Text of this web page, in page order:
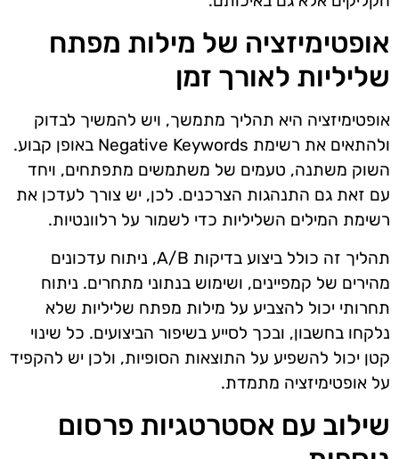
אופטימיזציה של מילות מפתח
שליליות לאורך זמן
אופטימיזציה היא תהליך מתמשך, ויש להמשיך לבדוק
ולהתאים את רשימת Negative Keywords באופן קבוע.
השוק משתנה, טעמים של משתמשים מתפתחים, ויחד
עם זאת גם התנהגות הצרכנים. לכן, יש צורך לעדכן את
רשימת המילים השליליות כדי לשמור על רלוונטיות.
תהליך זה כולל ביצוע בדיקות A/B, ניתוח עדכונים
מהירים של קמפיינים, ושימוש בנתוני מתחרים. ניתוח
תחרותי יכול להצביע על מילות מפתח שליליות שלא
נלקחו בחשבון, ובכך לסייע בשיפור הביצועים. כל שינוי
קטן יכול להשפיע על התוצאות הסופיות, ולכן יש להקפיד
על אופטימיזציה מתמדת.
שילוב עם אסטרטגיות פרסום